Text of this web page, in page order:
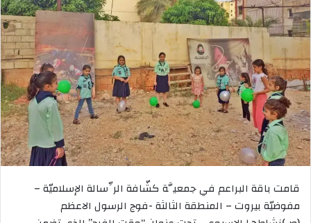
قامت باقة البراعم في جمعيَّة كشّافة الرِّسالة الإسلاميّة –
مفوضيّة بيروت – المنطقة الثالثة -فوج الرسول الاعظم